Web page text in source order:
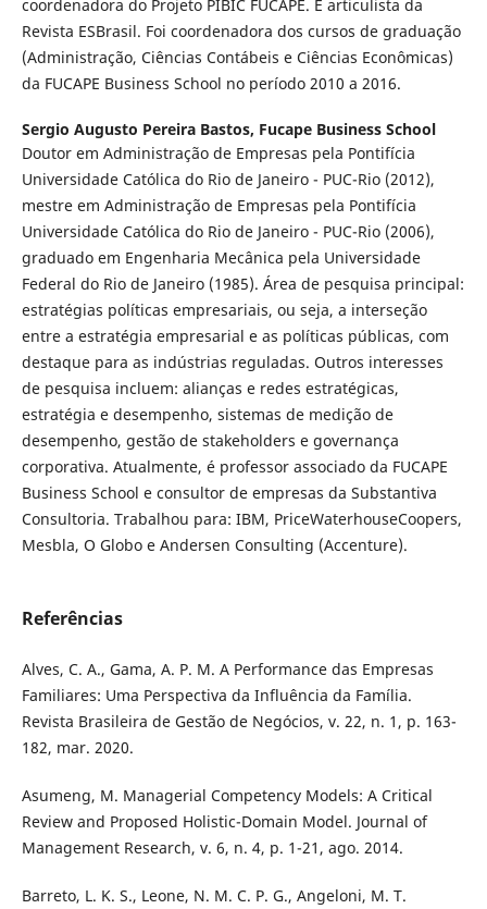
coordenadora do Projeto PIBIC FUCAPE. É articulista da
Revista ESBrasil. Foi coordenadora dos cursos de graduação
(Administração, Ciências Contábeis e Ciências Econômicas)
da FUCAPE Business School no período 2010 a 2016.
Sergio Augusto Pereira Bastos, Fucape Business School
Doutor em Administração de Empresas pela Pontifícia
Universidade Católica do Rio de Janeiro - PUC-Rio (2012),
mestre em Administração de Empresas pela Pontifícia
Universidade Católica do Rio de Janeiro - PUC-Rio (2006),
graduado em Engenharia Mecânica pela Universidade
Federal do Rio de Janeiro (1985). Área de pesquisa principal:
estratégias políticas empresariais, ou seja, a interseção
entre a estratégia empresarial e as políticas públicas, com
destaque para as indústrias reguladas. Outros interesses
de pesquisa incluem: alianças e redes estratégicas,
estratégia e desempenho, sistemas de medição de
desempenho, gestão de stakeholders e governança
corporativa. Atualmente, é professor associado da FUCAPE
Business School e consultor de empresas da Substantiva
Consultoria. Trabalhou para: IBM, PriceWaterhouseCoopers,
Mesbla, O Globo e Andersen Consulting (Accenture).
Referências
Alves, C. A., Gama, A. P. M. A Performance das Empresas
Familiares: Uma Perspectiva da Influência da Família.
Revista Brasileira de Gestão de Negócios, v. 22, n. 1, p. 163-
182, mar. 2020.
Asumeng, M. Managerial Competency Models: A Critical
Review and Proposed Holistic-Domain Model. Journal of
Management Research, v. 6, n. 4, p. 1-21, ago. 2014.
Barreto, L. K. S., Leone, N. M. C. P. G., Angeloni, M. T.